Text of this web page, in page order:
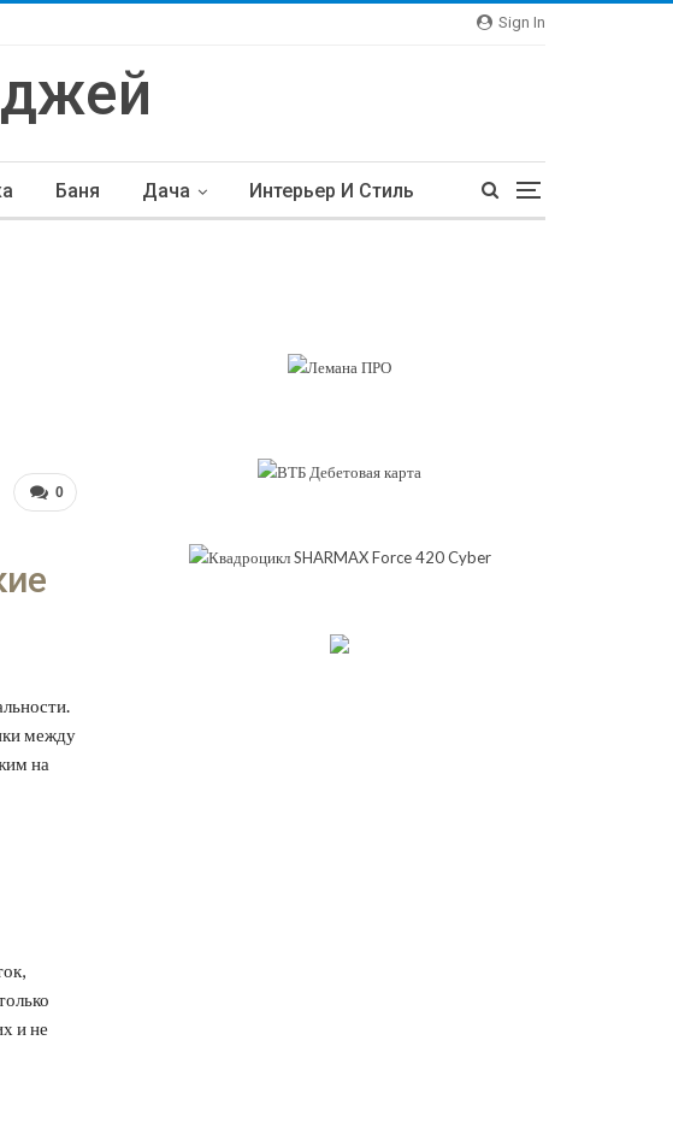
Sign In
Баня Дача Интерьер И Стиль
0
между
на
и не